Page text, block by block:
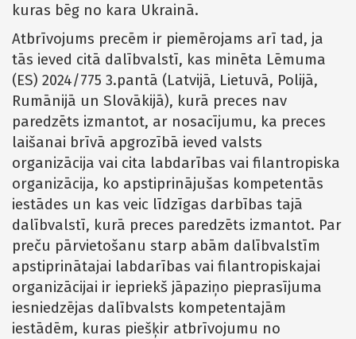
kuras bēg no kara Ukrainā.
Atbrīvojums precēm ir piemērojams arī tad, ja
tās ieved citā dalībvalstī, kas minēta Lēmuma
(ES) 2024/775 3.pantā (Latvijā, Lietuvā, Polijā,
Rumānijā un Slovākijā), kurā preces nav
paredzēts izmantot, ar nosacījumu, ka preces
laišanai brīvā apgrozībā ieved valsts
organizācija vai cita labdarības vai filantropiska
organizācija, ko apstiprinājušas kompetentās
iestādes un kas veic līdzīgas darbības tajā
dalībvalstī, kurā preces paredzēts izmantot. Par
preču pārvietošanu starp abām dalībvalstīm
apstiprinātajai labdarības vai filantropiskajai
organizācijai ir iepriekš jāpaziņo pieprasījuma
iesniedzējas dalībvalsts kompetentajām
iestādēm, kuras piešķir atbrīvojumu no